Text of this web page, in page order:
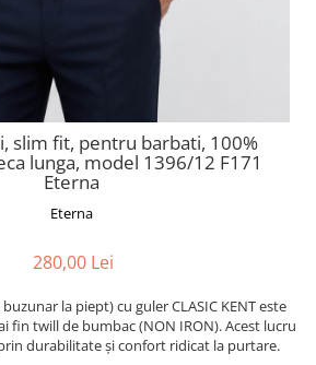
slim fit, pentru barbati, 100%
lunga, model 1396/12 F171
Eterna
Eterna
280,00 Lei
la piept) cu guler CLASIC KENT este
fin twill de bumbac (NON IRON). Acest lucru
durabilitate și confort ridicat la purtare.